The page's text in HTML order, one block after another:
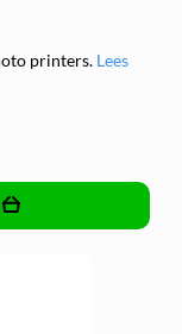
printers. Lees